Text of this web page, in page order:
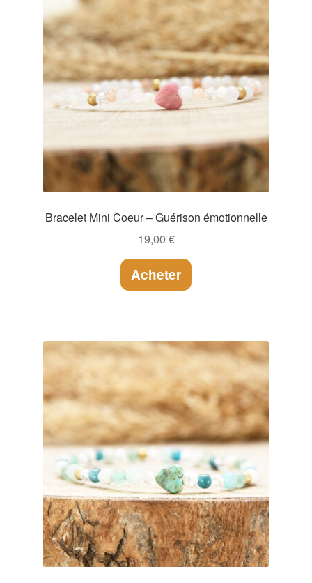
Bracelet Mini Coeur – Guérison émotionnelle
19,00 €
Acheter